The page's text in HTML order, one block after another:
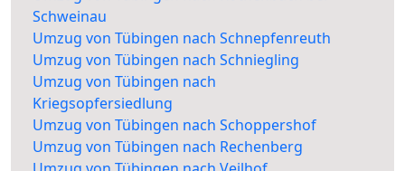
Schweinau
Umzug von Tübingen nach Schnepfenreuth
Umzug von Tübingen nach Schniegling
Umzug von Tübingen nach
Kriegsopfersiedlung
Umzug von Tübingen nach Schoppershof
Umzug von Tübingen nach Rechenberg